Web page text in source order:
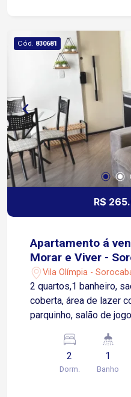
Cód. 830681
R$
Apartamento á
Morar e Viver -
Vila Olímpia -
2 quartos,1 banheiro,
coberta, área de lazer
parquinho, salão de
2
Dorm.
1
Banho